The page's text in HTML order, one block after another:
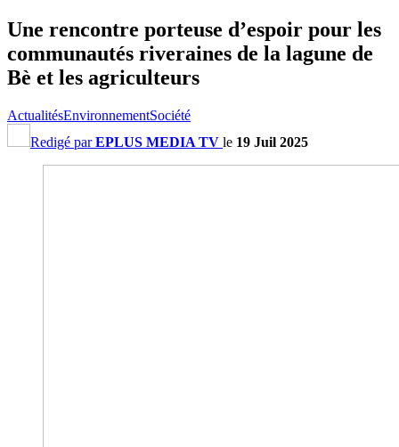
Une rencontre porteuse d’espoir pour les
communautés riveraines de la lagune de
Bè et les agriculteurs
ActualitésEnvironnementSociété
Redigé parEPLUS MEDIA TV le 19 Juil 2025